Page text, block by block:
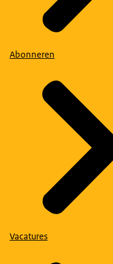
Abonneren
Vacatures